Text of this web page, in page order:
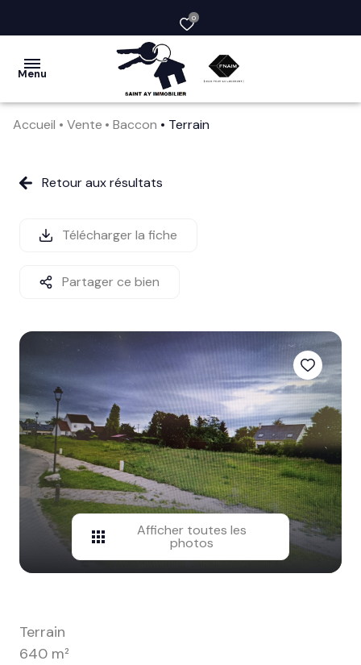
0
Menu
vendre
société
services
avis
contact
Accueil Vente Baccon Terrain
Retour aux résultats
Télécharger la fiche
Partager ce bien
Afficher toutes les
photos
Terrain
640 m²